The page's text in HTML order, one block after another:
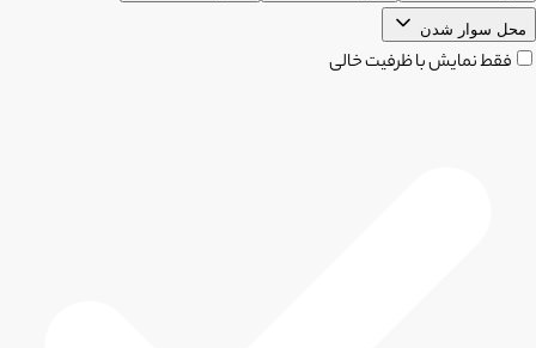
محل سوار شدن
فقط نمایش با ظرفیت خالی